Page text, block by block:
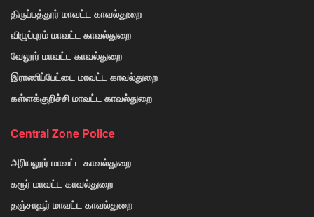
திருப்பத்தூர் மாவட்ட காவல்துறை
விழுப்புரம் மாவட்ட காவல்துறை
வேலூர் மாவட்ட காவல்துறை
இராணிப்பேட்டை மாவட்ட காவல்துறை
கள்ளக்குறிச்சி மாவட்ட காவல்துறை
Central Zone Police
அரியலூர் மாவட்ட காவல்துறை
கரூர் மாவட்ட காவல்துறை
தஞ்சாவூர் மாவட்ட காவல்துறை